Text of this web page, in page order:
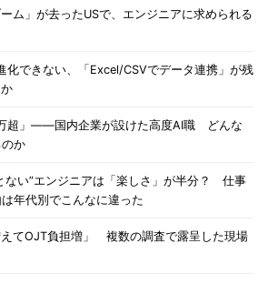
ーム」が去ったUSで、エンジニアに求められる
化できない、「Excel/CSVでデータ連携」が残
超」――国内企業が設けた高度AI職 どんな
か
ない”エンジニアは「楽しさ」が半分？ 仕事
年代別でこんなに違った
えてOJT負担増」 複数の調査で露呈した現場